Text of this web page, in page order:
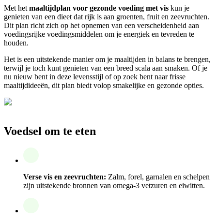
Met het maaltijdplan voor gezonde voeding met vis kun je
genieten van een dieet dat rijk is aan groenten, fruit en zeevruchten.
Dit plan richt zich op het opnemen van een verscheidenheid aan
voedingsrijke voedingsmiddelen om je energiek en tevreden te
houden.
Het is een uitstekende manier om je maaltijden in balans te brengen,
terwijl je toch kunt genieten van een breed scala aan smaken. Of je
nu nieuw bent in deze levensstijl of op zoek bent naar frisse
maaltijdideeën, dit plan biedt volop smakelijke en gezonde opties.
Voedsel om te eten
Verse vis en zeevruchten: Zalm, forel, garnalen en schelpen
zijn uitstekende bronnen van omega-3 vetzuren en eiwitten.